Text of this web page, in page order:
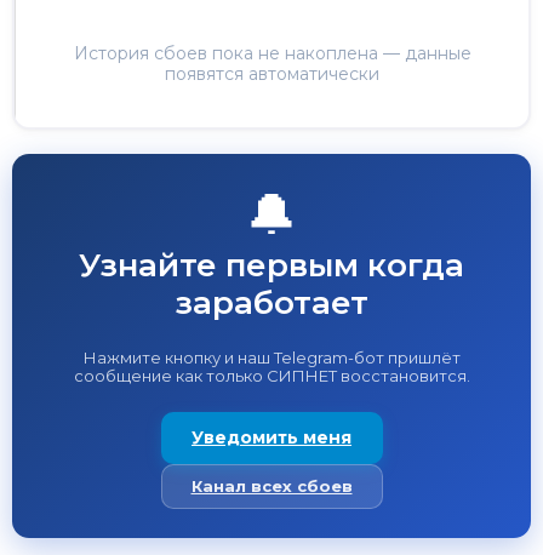
История сбоев пока не накоплена — данные
появятся автоматически
🔔
Узнайте первым когда
заработает
Нажмите кнопку и наш Telegram-бот пришлёт
сообщение как только СИПНЕТ восстановится.
Уведомить меня
Канал всех сбоев